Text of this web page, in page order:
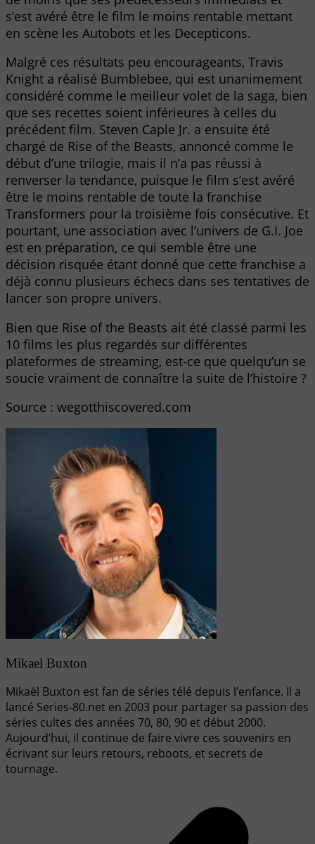
s’est avéré être le film le moins rentable mettant
en scène les Autobots et les Decepticons.
Malgré ces résultats peu encourageants, Travis
Knight a réalisé Bumblebee, qui est unanimement
considéré comme le meilleur volet de la saga, bien
que ses recettes soient inférieures à celles du
précédent film. Steven Caple Jr. a ensuite été
chargé de Rise of the Beasts, annoncé comme le
début d’une trilogie, mais il n’a pas réussi à
renverser la tendance, puisque le film s’est avéré
être le moins rentable de toute la franchise
Transformers pour la troisième fois consécutive. Et
pourtant, une association avec l’univers de G.I. Joe
est en préparation, ce qui semble être une
décision risquée étant donné que cette franchise a
déjà connu plusieurs échecs dans ses tentatives de
lancer son propre univers.
Bien que Rise of the Beasts ait été classé parmi les
10 films les plus regardés sur différentes
plateformes de streaming, est-ce que quelqu’un se
soucie vraiment de connaître la suite de l’histoire ?
Source : wegotthiscovered.com
Mikael Buxton
Mikaël Buxton est fan de séries télé depuis l’enfance. Il a
lancé Series-80.net en 2003 pour partager sa passion des
séries cultes des années 70, 80, 90 et début 2000.
Aujourd’hui, il continue de faire vivre ces souvenirs en
écrivant sur leurs retours, reboots, et secrets de
tournage.